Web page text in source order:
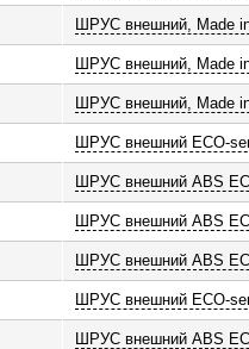
ШРУС внешний, Made
ШРУС внешний, Made
ШРУС внешний, Made
ШРУС внешний ECO-
ШРУС внешний ABS
ШРУС внешний ABS
ШРУС внешний ABS
ШРУС внешний ECO-
ШРУС внешний ABS